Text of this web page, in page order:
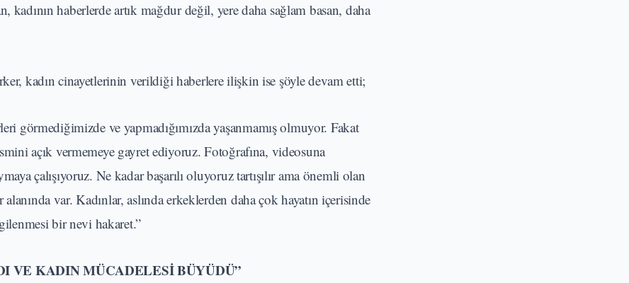
kadının haberlerde artık mağdur değil, yere daha sağlam basan, daha
kadın cinayetlerinin verildiği haberlere ilişkin ise şöyle devam etti;
görmediğimizde ve yapmadığımızda yaşanmamış olmuyor. Fakat
açık vermemeye gayret ediyoruz. Fotoğrafına, videosuna
çalışıyoruz. Ne kadar başarılı oluyoruz tartışılır ama önemli olan
var. Kadınlar, aslında erkeklerden daha çok hayatın içerisinde
bir nevi hakaret.”
VE KADIN MÜCADELESİ BÜYÜDÜ”